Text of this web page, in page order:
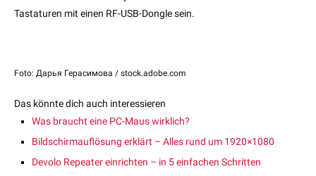
Tastaturen mit einen RF-USB-Dongle sein.
Foto: Дарья Герасимова / stock.adobe.com
Das könnte dich auch interessieren
Was braucht eine PC-Maus wirklich?
Bildschirmauflösung erklärt – Alles rund um 1920×1080
Devolo Repeater einrichten – in 5 einfachen Schritten